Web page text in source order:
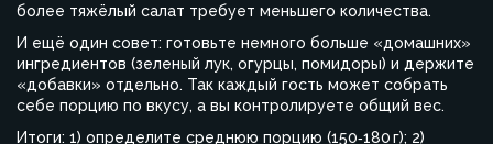
более тяжёлый салат требует меньшего количества.
И ещё один совет: готовьте немного больше «домашних»
ингредиентов (зеленый лук, огурцы, помидоры) и держите
«добавки» отдельно. Так каждый гость может собрать
себе порцию по вкусу, а вы контролируете общий вес.
Итоги: 1) определите среднюю порцию (150‑180 г); 2)